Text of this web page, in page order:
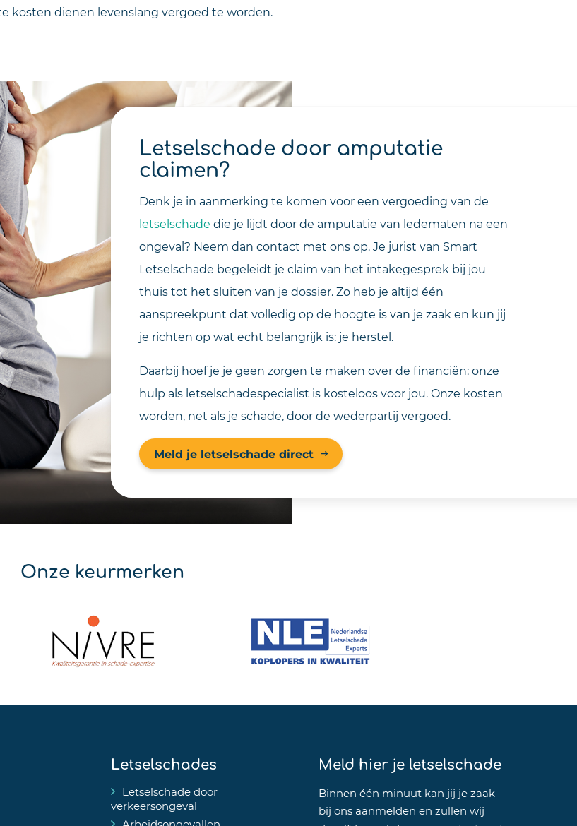
kosten dienen levenslang vergoed te worden.
Letselschade door amputatie
claimen?
Denk je in aanmerking te komen voor een vergoeding van de
letselschade die je lijdt door de amputatie van ledematen na een
ongeval? Neem dan contact met ons op. Je jurist van Smart
Letselschade begeleidt je claim van het intakegesprek bij jou
thuis tot het sluiten van je dossier. Zo heb je altijd één
aanspreekpunt dat volledig op de hoogte is van je zaak en kun jij
je richten op wat echt belangrijk is: je herstel.
Daarbij hoef je je geen zorgen te maken over de financiën: onze
hulp als letselschadespecialist is kosteloos voor jou. Onze kosten
worden, net als je schade, door de wederpartij vergoed.
Meld je letselschade direct
Onze keurmerken
Letselschades
Letselschade door
verkeersongeval
Meld hier je letselschade
Binnen één minuut kan jij je zaak
bij ons aanmelden en zullen wij